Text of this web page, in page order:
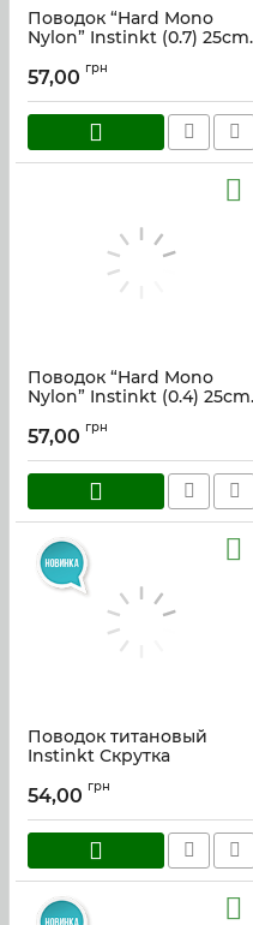
Поводок “Hard Mono
Nylon” Instinkt (0.7) 25cm.
57,00 грн
Поводок “Hard Mono
Nylon” Instinkt (0.4) 25cm.
57,00 грн
Поводок титановый
Instinkt Скрутка
Артикул: tit_025_17
54,00 грн